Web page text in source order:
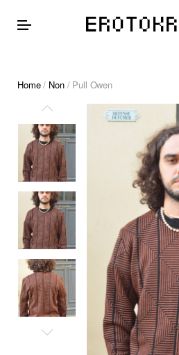
Home/ Non/ Pull Owen